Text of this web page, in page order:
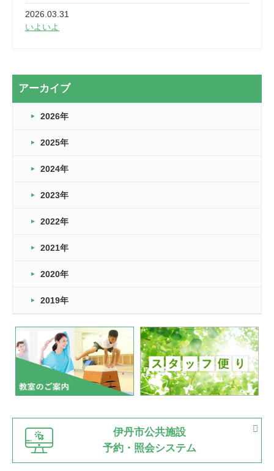
2026.03.31
いよいよ
2026.03.20
なぎなた
2026.03.16
車いすバスケとRくんのお話
卒業・卒園の季節★
2026.03.11
緑ケ丘体育館
2022.11.03
緑ケ丘体育館
いたっぼーる大会☆彡
緑ケ丘体育館
2022.07.03
市内総合体育大会が開始
緑ケ丘体育館 猪名川運動広場
古池運動広場
2022.06.12
県知事杯争奪バレーボール大会が開催
緑ケ丘体育館
アーカイブ
2026年
2025年
2024年
2023年
2022年
2021年
2020年
2019年
伊丹市公共施設
予約・照会システム